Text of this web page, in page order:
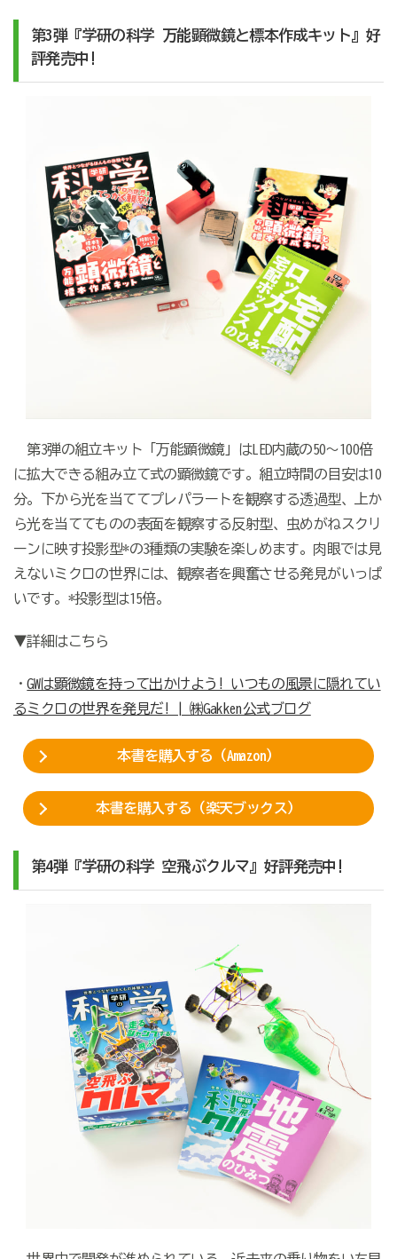
第3弾『学研の科学 万能顕微鏡と標本作成キット』好
評発売中!
第3弾の組立キット「万能顕微鏡」はLED内蔵の50～100倍
に拡大できる組み立て式の顕微鏡です。組立時間の目安は10
分。下から光を当ててプレパラートを観察する透過型、上か
ら光を当ててものの表面を観察する反射型、虫めがねスクリ
ーンに映す投影型*の3種類の実験を楽しめます。肉眼では見
えないミクロの世界には、観察者を興奮させる発見がいっぱ
いです。*投影型は15倍。
▼詳細はこちら
・GWは顕微鏡を持って出かけよう! いつもの風景に隠れてい
るミクロの世界を発見だ! | ㈱Gakken公式ブログ
本書を購入する（Amazon）
本書を購入する（楽天ブックス）
第4弾『学研の科学 空飛ぶクルマ』好評発売中!